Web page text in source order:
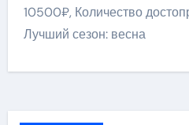
10500₽, Количество
Лучший сезон: весна